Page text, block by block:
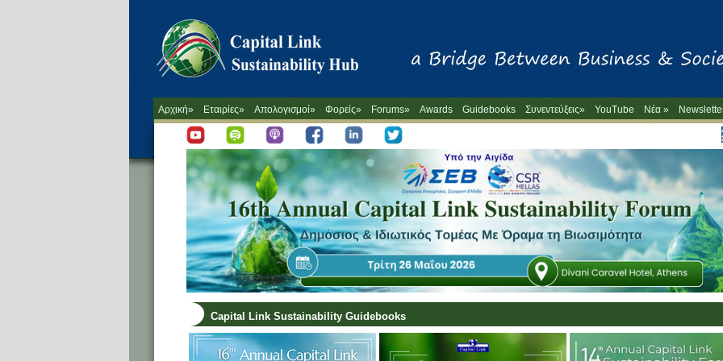
Αρχική» Εταιρίες» Απολογισμοί» Φορείς» Forums» Awards Guidebooks Συνεντεύξεις» YouTube
Νέα »
-->
Capital Link Sustainability Guidebooks